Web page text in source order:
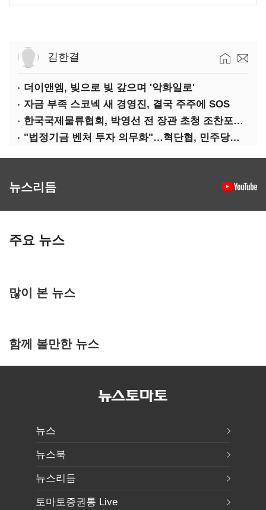
김한결
더이앤엠, 빚으로 빚 갚으며 '악화일로'
자금 부족 스코넥 새 경영진, 결국 주주에 SOS
한국국제물류협회, 박영선 전 장관 초청 조찬포럼 개최
"법정기금 벤처 투자 의무화"…혁단협, 민주당과 정책협약식 개최
뉴스리듬
주요 뉴스
많이 본 뉴스
함께 볼만한 뉴스
뉴스
뉴스북
뉴스리듬
토마토증권통 Live